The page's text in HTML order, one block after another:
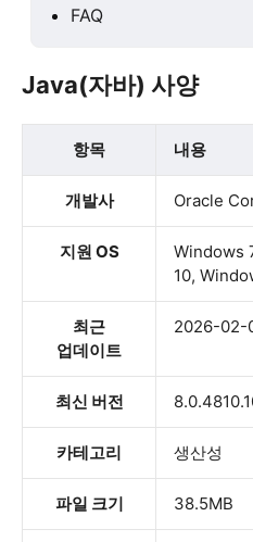
FAQ
Java(자바) 사양
항목 내용
개발사 Oracle
지원 OS
Windows
10,
최근
업데이트
2026-02-
최신 버전
카테고리 생산성
파일 크기 38.5MB